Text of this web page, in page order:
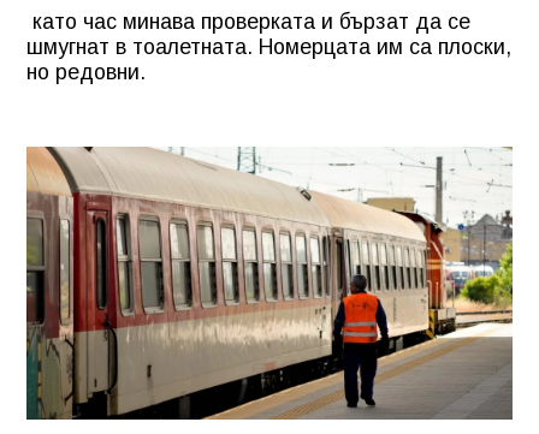
като час минава проверката и бързат да се
шмугнат в тоалетната. Номерцата им са плоски,
но редовни.